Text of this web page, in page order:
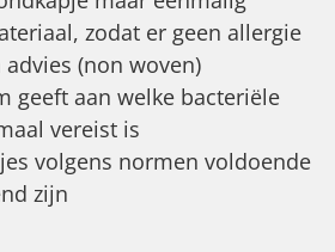
zodat er geen allergie
(non woven)
geeft aan welke bacteriële
vereist is
volgens normen voldoende
zijn